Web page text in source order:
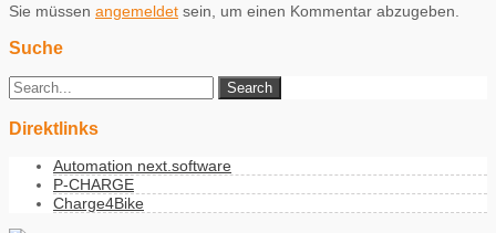
Sie müssen angemeldet sein, um einen Kommentar abzugeben.
Suche
Direktlinks
Automation next.software
P-CHARGE
Charge4Bike